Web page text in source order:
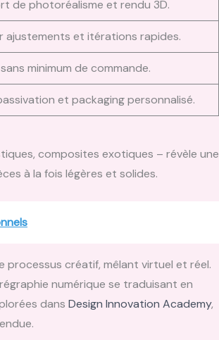
de photoréalisme et rendu 3D.
et itérations rapides.
minimum de commande.
et packaging personnalisé.
composites exotiques – révèle une
à la fois légères et solides.
processus créatif, mêlant virtuel et réel.
numérique se traduisant en
dans Design Innovation Academy,